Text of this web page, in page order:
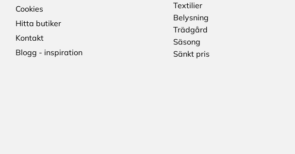
Cookies
Hitta butiker
Kontakt
Blogg - inspiration
Textilier
Belysning
Trädgård
Säsong
Sänkt pris